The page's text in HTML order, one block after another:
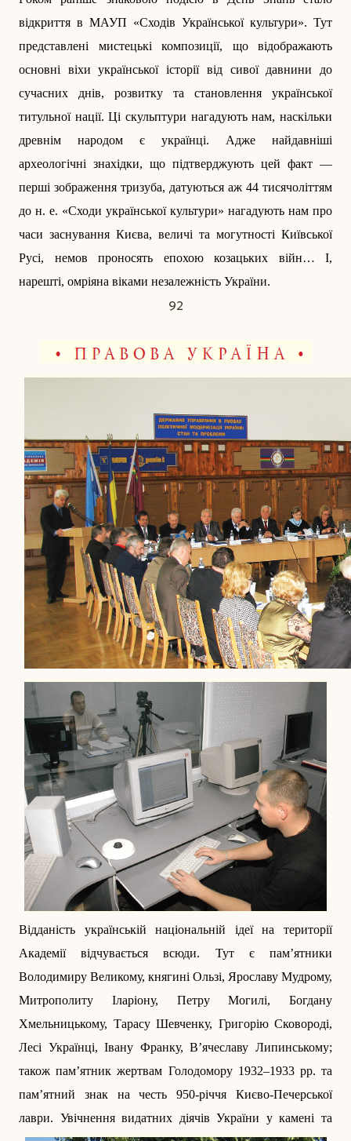
відкриття в МАУП «Сходів Української культури». Тут
представлені мистецькі композиції, що відображають
основні віхи української історії від сивої давнини до
сучасних днів, розвитку та становлення української
титульної нації. Ці скульптури нагадують нам, наскільки
древнім народом є українці. Адже найдавніші
археологічні знахідки, що підтверджують цей факт —
перші зображення тризуба, датуються аж 44 тисячоліттям
до н. е. «Сходи української культури» нагадують нам про
часи заснування Києва, величі та могутності Київської
Русі, немов проносять епохою козацьких війн… І,
нарешті, омріяна ­віками незалежність України.
92
Відданість українській національній ідеї на території
Акаде­мії відчувається всюди. Тут є пам’ятники
Володимиру Великому, княгині Ользі, Ярославу Мудрому,
Митрополиту Іларіону, Пет­ру Могилі, Богдану
Хмельницькому, Тарасу Шевченку, Григорію Сковороді,
Лесі Українці, Івану Франку, В’ячеславу Липинському;
також пам’ятник жертвам Голодомору 1932–1933 рр. та
пам’ятний знак на честь 950-річчя Києво-Печерської
лаври. Увічнення видатних діячів України у камені та